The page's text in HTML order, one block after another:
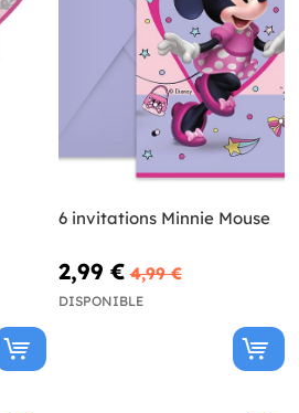
6 invitations Minnie Mouse
2,99 € 4,99 €
DISPONIBLE